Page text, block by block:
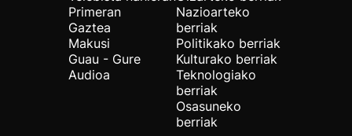
Primeran
Gaztea
Makusi
Guau - Gure
Audioa
Nazioarteko
berriak
Politikako berriak
Kulturako berriak
Teknologiako
berriak
Osasuneko
berriak